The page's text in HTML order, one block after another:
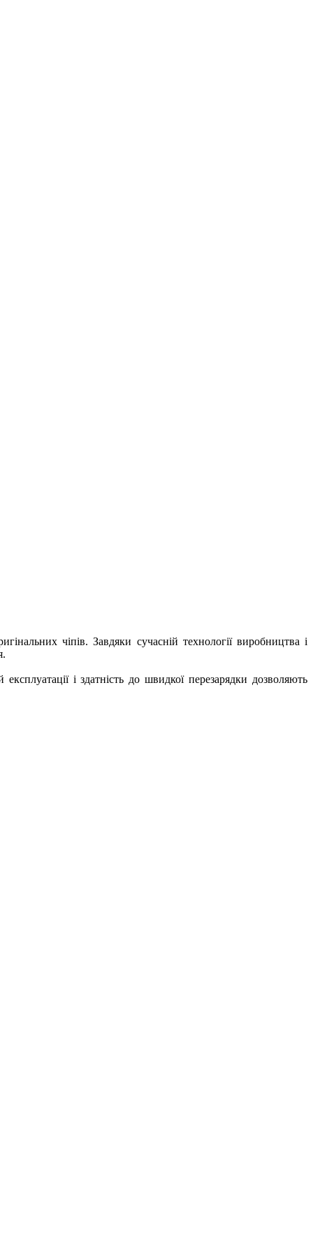
чіпів. Завдяки сучасній технології виробництва і
і здатність до швидкої перезарядки дозволяють